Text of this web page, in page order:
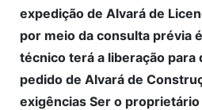
expedição de Alvará de
por meio da consulta prévia
técnico terá a liberação para
pedido de Alvará de
exigências Ser o